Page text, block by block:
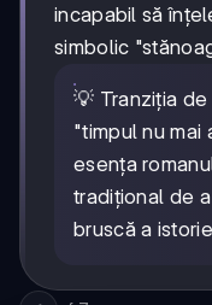
incapabil să
simbolic
💡 Tranziția
"timpul nu mai
esența
tradițional de
bruscă a